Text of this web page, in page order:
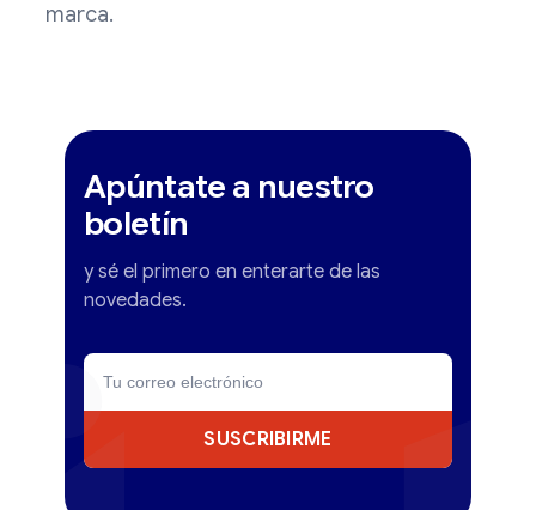
marca.
Apúntate a nuestro
boletín
y sé el primero en enterarte de las
novedades.
SUSCRIBIRME